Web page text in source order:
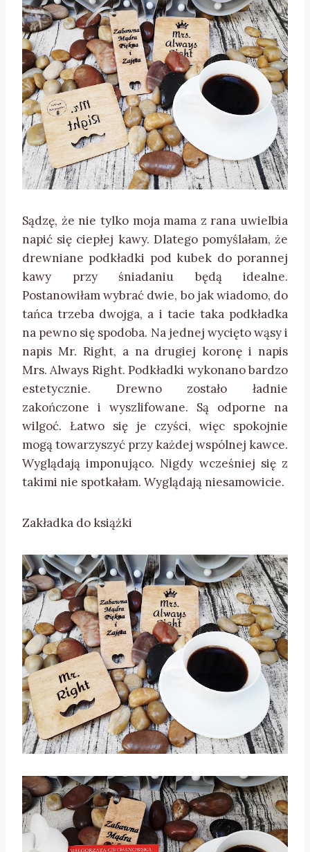
Sądzę, że nie tylko moja mama z rana uwielbia
napić się ciepłej kawy. Dlatego pomyślałam, że
drewniane podkładki pod kubek do porannej
kawy przy śniadaniu będą idealne.
Postanowiłam wybrać dwie, bo jak wiadomo, do
tańca trzeba dwojga, a i tacie taka podkładka
na pewno się spodoba. Na jednej wycięto wąsy i
napis Mr. Right, a na drugiej koronę i napis
Mrs. Always Right. Podkładki wykonano bardzo
estetycznie. Drewno zostało ładnie
zakończone i wyszlifowane. Są odporne na
wilgoć. Łatwo się je czyści, więc spokojnie
mogą towarzyszyć przy każdej wspólnej kawce.
Wyglądają imponująco. Nigdy wcześniej się z
takimi nie spotkałam. Wyglądają niesamowicie.
Zakładka do książki